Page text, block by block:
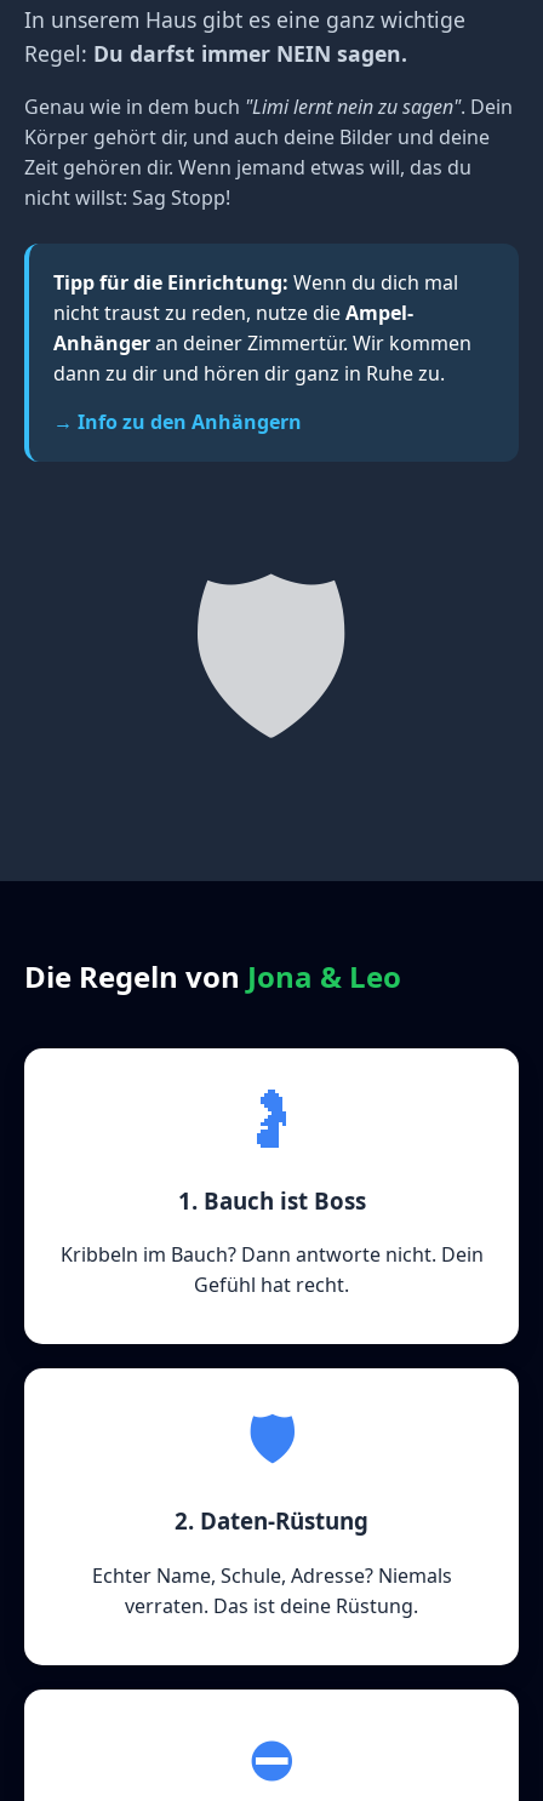
In unserem Haus gibt es eine ganz wichtige
Regel: Du darfst immer NEIN sagen.
Genau wie in dem buch "Limi lernt nein zu sagen". Dein
Körper gehört dir, und auch deine Bilder und deine
Zeit gehören dir. Wenn jemand etwas will, das du
nicht willst: Sag Stopp!
Tipp für die Einrichtung: Wenn du dich mal
nicht traust zu reden, nutze dieAmpel-
Anhängeran deiner Zimmertür. Wir kommen
dann zu dir und hören dir ganz in Ruhe zu.
→ Info zu den Anhängern
🛡️
Die Regeln von Jona & Leo
🤰
1. Bauch ist Boss
Kribbeln im Bauch? Dann antworte nicht. Dein
Gefühl hat recht.
🛡️
2. Daten-Rüstung
Echter Name, Schule, Adresse? Niemals
verraten. Das ist deine Rüstung.
⛔